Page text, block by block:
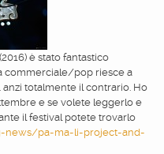
è stato fantastico
commerciale/pop riesce a
anzi totalmente il contrario. Ho
e se volete leggerlo e
il festival potete trovarlo
pa-ma-li-project-and-